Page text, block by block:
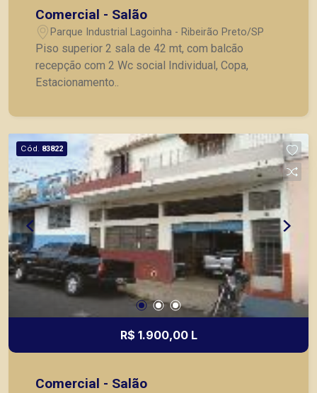
Comercial - Salão
Parque Industrial Lagoinha - Ribeirão Preto/SP
Piso superior 2 sala de 42 mt, com balcão
recepção com 2 Wc social Individual, Copa,
Estacionamento..
Cód. 83822
R$ 1.900,00 L
Comercial - Salão